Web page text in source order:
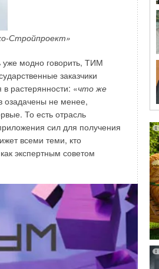
Стройпроект»
уже модно говорить, ТИМ
заказчики
растерянности: «что же
озадачены не менее,
То есть отрасль
сил для получения
всеми теми, кто
экспертным советом
как интерфейс
проведена
пилотного проекта,
проекта и сформировали